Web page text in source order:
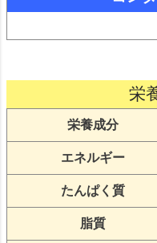
栄
栄養成分
エネルギー
たんぱく質
脂質